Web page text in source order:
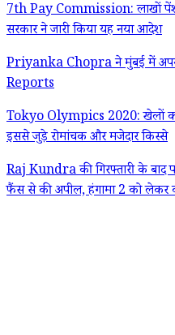
7th Pay Commission: लाखों
सरकार ने जारी किया यह नया आदेश
Priyanka Chopra ने मुंबई में अपनी
Reports
Tokyo Olympics 2020: खेलों
इससे जुड़े रोमांचक और मजेदार किस्से
Raj Kundra की गिरफ्तारी के बाद
फैंस से की अपील, हंगामा 2 को लेकर